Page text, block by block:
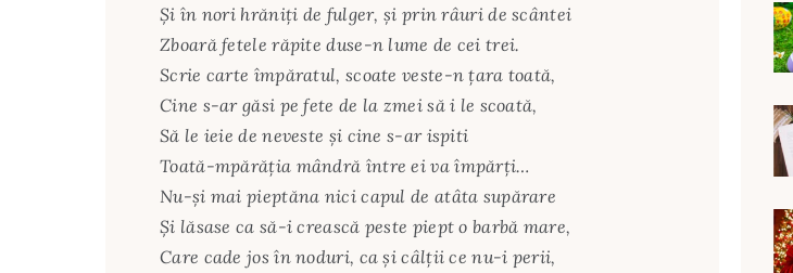
Şi în nori hrăniţi de fulger, şi prin râuri de scântei
Zboară fetele răpite duse-n lume de cei trei.
Scrie carte împăratul, scoate veste-n ţara toată,
Cine s-ar găsi pe fete de la zmei să i le scoată,
Să le ieie de neveste şi cine s-ar ispiti
Toată-mpărăţia mândră între ei va împărţi…
Nu-şi mai pieptăna nici capul de atâta supărare
Şi lăsase ca să-i crească peste piept o barbă mare,
Care cade jos în noduri, ca şi câlţii ce nu-i perii,